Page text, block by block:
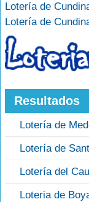
Lotería de
Lotería de
Resultados
Lotería de
Lotería de
Lotería del
Loteria de